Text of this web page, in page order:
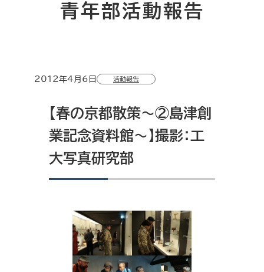
青年部活動報告
2012年4月6日 活動報告
【春の京都散策～②島津創
業記念資料館～】撮影：工
大写真研究部